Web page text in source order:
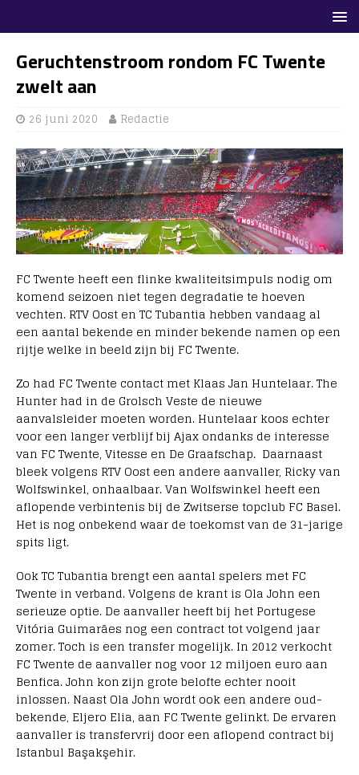
Geruchtenstroom rondom FC Twente
zwelt aan
26 juni 2020 Redactie
FC Twente heeft een flinke kwaliteitsimpuls nodig om
komend seizoen niet tegen degradatie te hoeven
vechten. RTV Oost en TC Tubantia hebben vandaag al
een aantal bekende en minder bekende namen op een
rijtje welke in beeld zijn bij FC Twente.
Zo had FC Twente contact met Klaas Jan Huntelaar. The
Hunter had in de Grolsch Veste de nieuwe
aanvalsleider moeten worden. Huntelaar koos echter
voor een langer verblijf bij Ajax ondanks de interesse
van FC Twente, Vitesse en De Graafschap. Daarnaast
bleek volgens RTV Oost een andere aanvaller, Ricky van
Wolfswinkel, onhaalbaar. Van Wolfswinkel heeft een
aflopende verbintenis bij de Zwitserse topclub FC Basel.
Het is nog onbekend waar de toekomst van de 31-jarige
spits ligt.
Ook TC Tubantia brengt een aantal spelers met FC
Twente in verband. Volgens de krant is Ola John een
serieuze optie. De aanvaller heeft bij het Portugese
Vitória Guimarães nog een contract tot volgend jaar
zomer. Toch is een transfer mogelijk. In 2012 verkocht
FC Twente de aanvaller nog voor 12 miljoen euro aan
Benfica. John kon zijn grote belofte echter nooit
inlossen. Naast Ola John wordt ook een andere oud-
bekende, Eljero Elia, aan FC Twente gelinkt. De ervaren
aanvaller is transfervrij door een aflopend contract bij
Istanbul Başakşehir.